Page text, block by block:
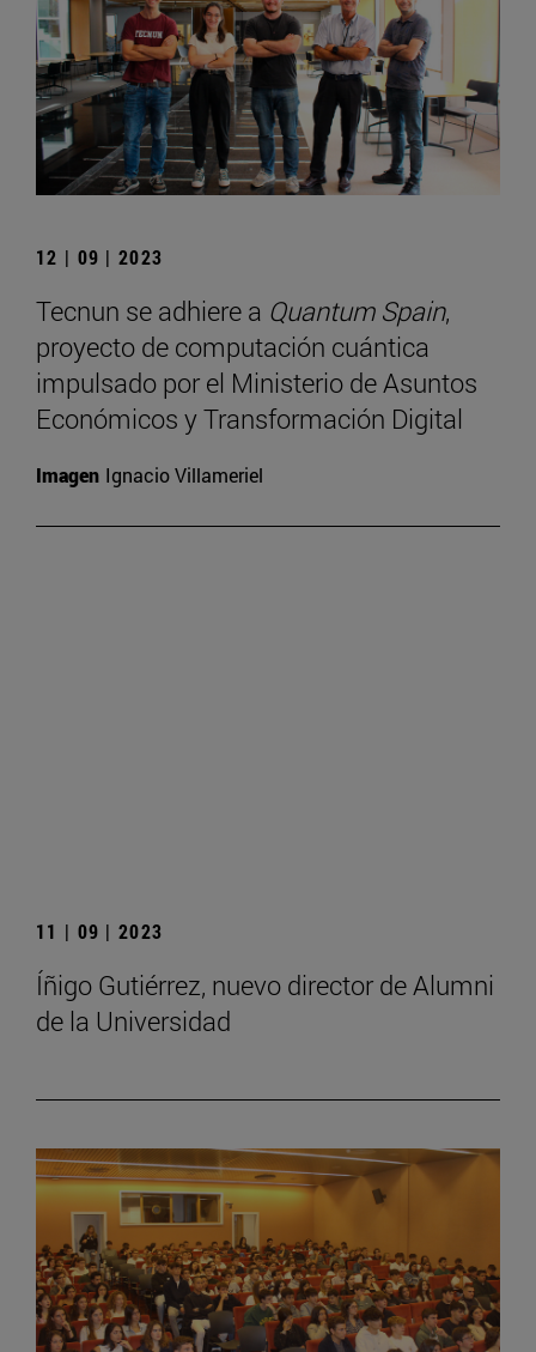
12 | 09 | 2023
Tecnun se adhiere a Quantum Spain,
proyecto de computación cuántica
impulsado por el Ministerio de Asuntos
Económicos y Transformación Digital
Imagen Ignacio Villameriel
11 | 09 | 2023
Íñigo Gutiérrez, nuevo director de Alumni
de la Universidad